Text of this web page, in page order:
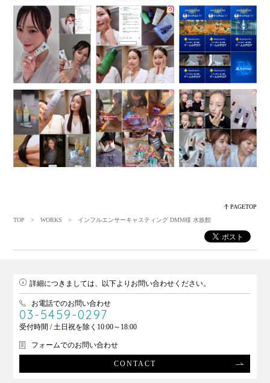
PAGETOP
TOP
>WORKS > インフルエンサーキャスティング DMM様 水族館
詳細につきましては、以下よりお問い合わせください。
お電話でのお問い合わせ
03-5459-0297
受付時間 / 土日祝を除く10:00～18:00
フォームでのお問い合わせ
CONTACT